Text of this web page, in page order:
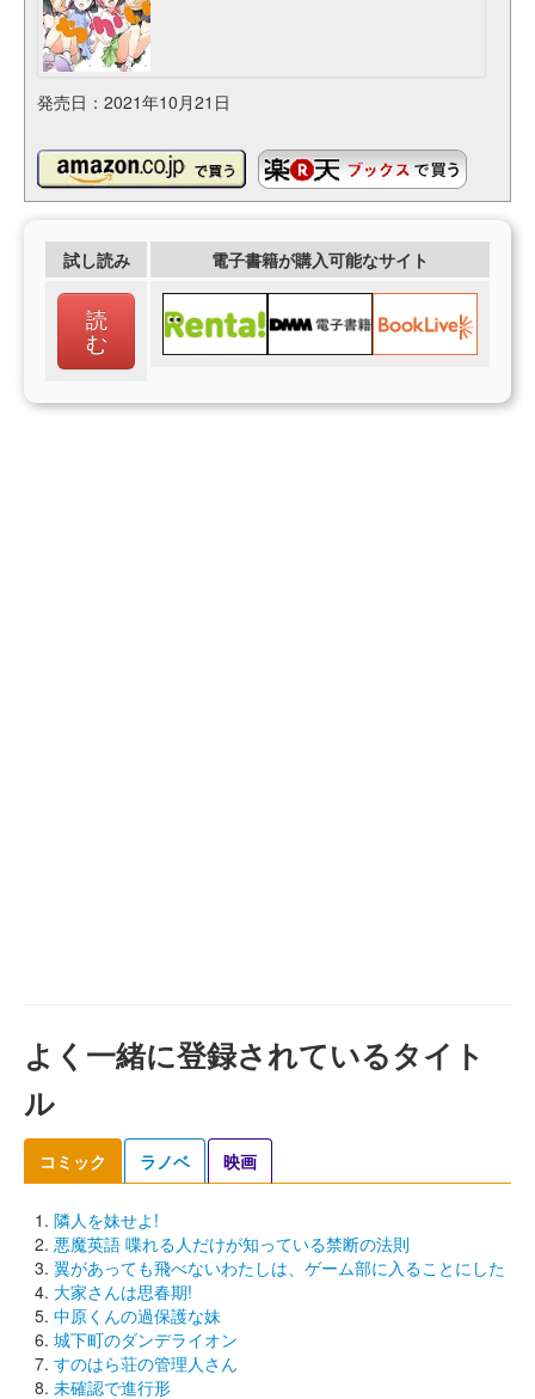
発売日：2021年10月21日
試し読み 電子書籍が購入可能なサイト
読
む
よく一緒に登録されているタイト
ル
コミック ラノベ 映画
隣人を妹せよ!
悪魔英語 喋れる人だけが知っている禁断の法則
翼があっても飛べないわたしは、ゲーム部に入ることにした
大家さんは思春期!
中原くんの過保護な妹
城下町のダンデライオン
すのはら荘の管理人さん
未確認で進行形